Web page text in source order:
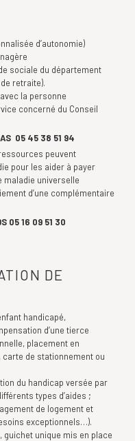
d’autonomie)
sociale du département
retraite).
la personne
concerné du Conseil
05 45 38 51 94
peuvent
pour les aider à payer
maladie universelle
d’une complémentaire
05 16 09 51 30
DE
handicapé,
d’une tierce
placement en
carte de stationnement ou
du handicap versée par
types d’aides ;
de logement et
exceptionnels…).
guichet unique mis en place